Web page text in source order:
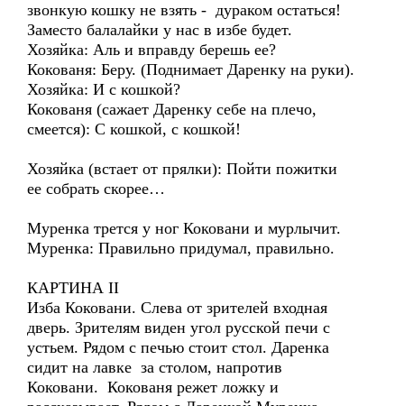
звонкую кошку не взять - дураком остаться!
Заместо балалайки у нас в избе будет.
Хозяйка: Аль и вправду берешь ее?
Кокованя: Беру. (Поднимает Даренку на руки).
Хозяйка: И с кошкой?
Кокованя (сажает Даренку себе на плечо,
смеется): С кошкой, с кошкой!
Хозяйка (встает от прялки): Пойти пожитки
ее собрать скорее…
Муренка трется у ног Коковани и мурлычит.
Муренка: Правильно придумал, правильно.
КАРТИНА II
Изба Коковани. Слева от зрителей входная
дверь. Зрителям виден угол русской печи с
устьем. Рядом с печью стоит стол. Даренка
сидит на лавке за столом, напротив
Коковани. Кокованя режет ложку и